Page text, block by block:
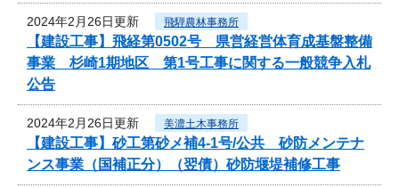
2024年2月26日更新 飛騨農林事務所
【建設工事】飛経第0502号 県営経営体育成基盤整備
事業 杉崎1期地区 第1号工事に関する一般競争入札
公告
2024年2月26日更新 美濃土木事務所
【建設工事】砂工第砂メ補4-1号/公共 砂防メンテナ
ンス事業（国補正分）（翌債）砂防堰堤補修工事